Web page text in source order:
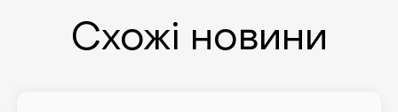
Схожі новини